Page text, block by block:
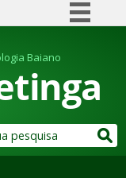
BR
Participe
Baiano